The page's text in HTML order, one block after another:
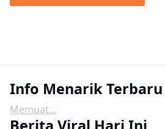
Info Menarik Terbaru
Memuat...